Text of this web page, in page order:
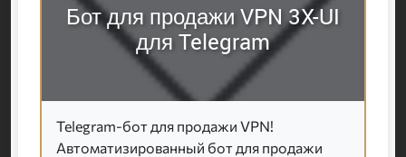
Бот для продажи VPN 3X-UI
для Telegram
Telegram-бот для продажи VPN!
Автоматизированный бот для продажи